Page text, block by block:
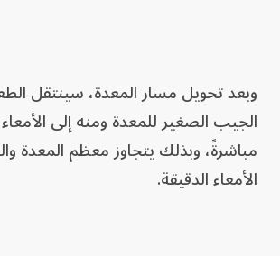
وبعد تحويل مسار المعدة، سينتقل
الجيب الصغير للمعدة ومنه إلى
مباشرةً، وبذلك يتجاوز معظم المعدة
الأمعاء الدقيقة.